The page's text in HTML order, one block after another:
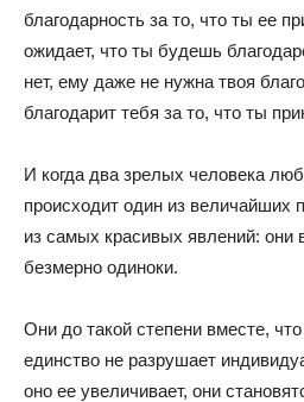
благодарность за то, что ты ее
ожидает, что ты будешь
нет, ему даже не нужна твоя
благодарит тебя за то, что ты
И когда два зрелых человека
происходит один из величайших
из самых красивых явлений: они
безмерно одиноки.
Они до такой степени вместе,
единство не разрушает
оно ее увеличивает, они